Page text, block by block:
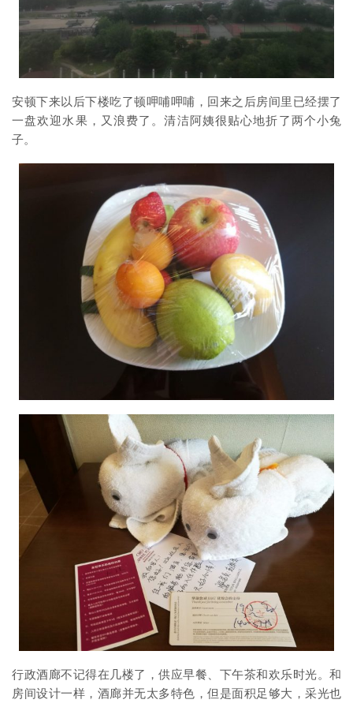
安顿下来以后下楼吃了顿呷哺呷哺，回来之后房间里已经摆了
一盘欢迎水果，又浪费了。清洁阿姨很贴心地折了两个小兔
子。
行政酒廊不记得在几楼了，供应早餐、下午茶和欢乐时光。和
房间设计一样，酒廊并无太多特色，但是面积足够大，采光也